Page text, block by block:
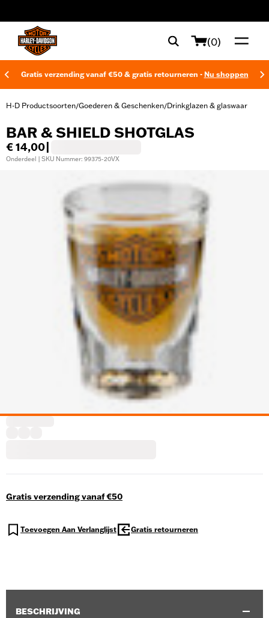
(0)
Gratis verzending vanaf €50 & gratis retourneren - Nu shoppen
H-D Productsoorten/Goederen & Geschenken/Drinkglazen & glaswaar
BAR & SHIELD SHOTGLAS
€ 14,00
Onderdeel | SKU Nummer: 99375-20VX
Gratis verzending vanaf €50
Toevoegen Aan Verlanglijst Gratis retourneren
BESCHRIJVING